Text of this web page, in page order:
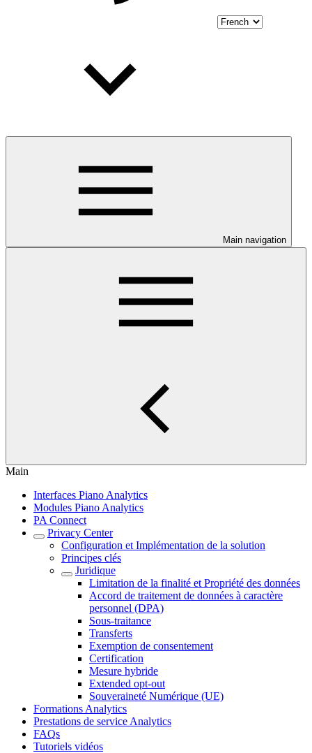
Main navigation
Main
Interfaces Piano Analytics
Modules Piano Analytics
PA Connect
Privacy Center
Configuration et Implémentation de la solution
Principes clés
Juridique
Limitation de la finalité et Propriété des données
Accord de traitement de données à caractère
personnel (DPA)
Sous-traitance
Transferts
Exemption de consentement
Certification
Mesure hybride
Extended opt-out
Souveraineté Numérique (UE)
Formations Analytics
Prestations de service Analytics
FAQs
Tutoriels vidéos